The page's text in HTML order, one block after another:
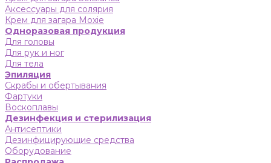
Аксессуары для солярия
Крем для загара Moxie
Одноразовая продукция
Для головы
Для рук и ног
Для тела
Эпиляция
Скрабы и обертывания
Фартуки
Воскоплавы
Дезинфекция и стерилизация
Антисептики
Дезинфицирующие средства
Оборудование